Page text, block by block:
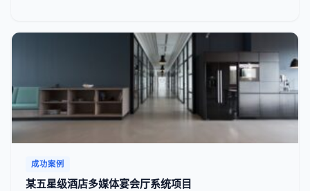
成功案例
某五星级酒店多媒体宴会厅系统项目